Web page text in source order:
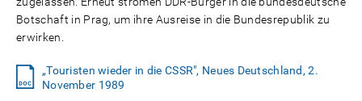
Botschaft in Prag, um ihre Ausreise in die Bundesrepublik zu
erwirken.
„Touristen wieder in die CSSR", Neues Deutschland, 2.
November 1989